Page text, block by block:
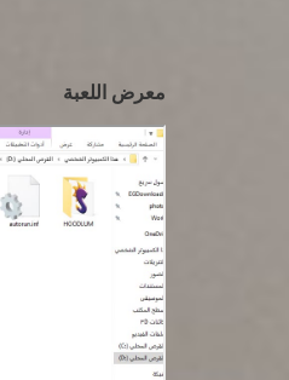
معرض اللعبة